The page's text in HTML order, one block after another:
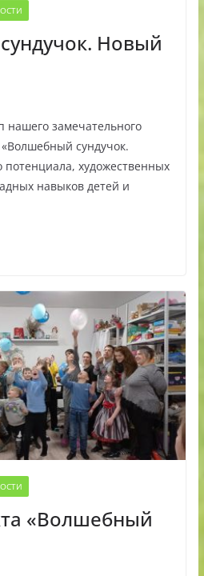
Новый
нашего замечательного
сундучок.
потенциала, художественных
навыков детей и
«Волшебный